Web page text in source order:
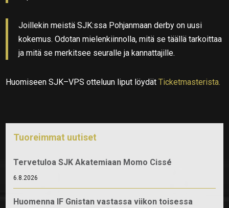
Joillekin meistä SJK:ssa Pohjanmaan derby on uusi
kokemus. Odotan mielenkiinnolla, mitä se täällä tarkoittaa
ja mitä se merkitsee seuralle ja kannattajille.
Huomiseen SJK–VPS otteluun liput löydätTicketmasterista.
Tuoreimmat uutiset
Tervetuloa SJK Akatemiaan Momo Cissé
6.8.2026
Huomenna IF Gnistan vastassa viikon toisessa